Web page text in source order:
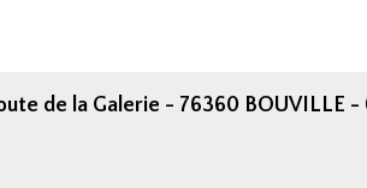
de la Galerie - 76360 BOUVILLE -